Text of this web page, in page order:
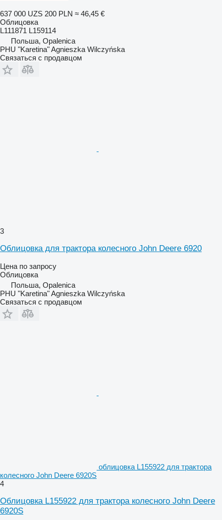
637 000 UZS 200 PLN ≈ 46,45 €
Облицовка
L111871 L159114
Польша, Opalenica
PHU "Karetina" Agnieszka Wilczyńska
Связаться с продавцом
3
Облицовка для трактора колесного John Deere 6920
Цена по запросу
Облицовка
Польша, Opalenica
PHU "Karetina" Agnieszka Wilczyńska
Связаться с продавцом
облицовка L155922 для трактора
колесного John Deere 6920S
4
Облицовка L155922 для трактора колесного John Deere
6920S